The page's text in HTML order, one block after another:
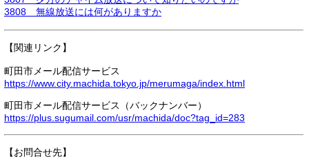
3808 無線放送には何がありますか
【関連リンク】
町田市メール配信サービス
https://www.city.machida.tokyo.jp/merumaga/index.html
町田市メール配信サービス（バックナンバー）
https://plus.sugumail.com/usr/machida/doc?tag_id=283
【お問合せ先】